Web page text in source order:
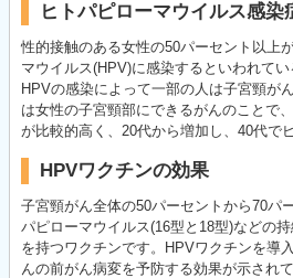
ヒトパピローマウイルス感染
性的接触のある女性の50パーセント以上
マウイルス(HPV)に感染するといわれてい
HPVの感染によって一部の人は子宮頸が
は女性の子宮頸部にできるがんのことで
が比較的高く、20代から増加し、40代で
HPVワクチンの効果
子宮頸がん全体の50パーセントから70パ
パピローマウイルス(16型と18型)などの
を持つワクチンです。HPVワクチンを導
んの前がん病変を予防する効果が示され